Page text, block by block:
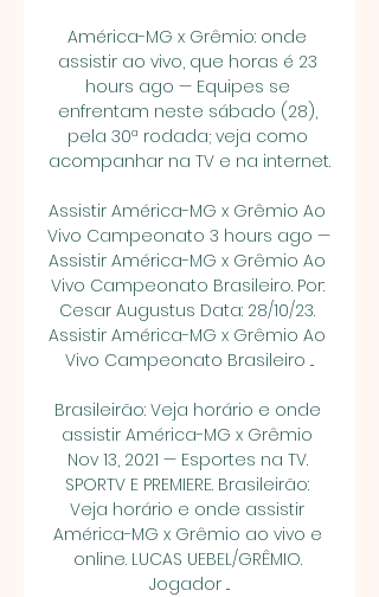
América-MG x Grêmio: onde
assistir ao vivo, que horas é 23
hours ago — Equipes se
enfrentam neste sábado (28),
pela 30ª rodada; veja como
acompanhar na TV e na internet.
Assistir América-MG x Grêmio Ao
Vivo Campeonato 3 hours ago —
Assistir América-MG x Grêmio Ao
Vivo Campeonato Brasileiro. Por:
Cesar Augustus Data: 28/10/23.
Assistir América-MG x Grêmio Ao
Vivo Campeonato Brasileiro ...
Brasileirão: Veja horário e onde
assistir América-MG x Grêmio
Nov 13, 2021 — Esportes na TV.
SPORTV E PREMIERE. Brasileirão:
Veja horário e onde assistir
América-MG x Grêmio ao vivo e
online. LUCAS UEBEL/GRÊMIO.
Jogador ...